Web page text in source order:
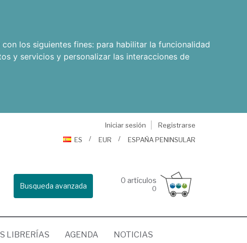
los siguientes fines: para habilitar la funcionalidad
y servicios y personalizar las interacciones de
Iniciar sesión
Registrarse
ES
EUR ESPAÑA PENINSULAR
Busqueda avanzada
0 artículos
0
LIBRERÍAS AGENDA NOTICIAS